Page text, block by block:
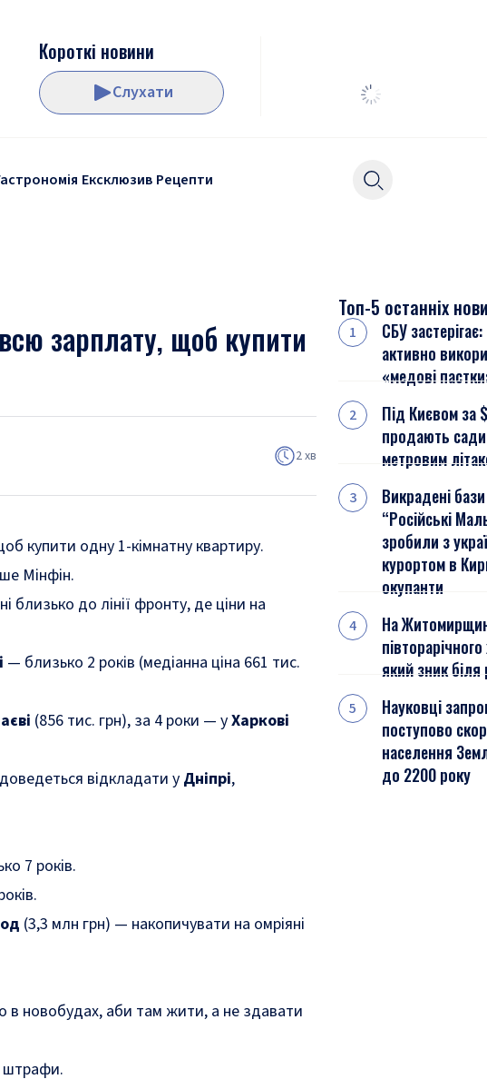
Короткі новини
Слухати
Ексклюзив Рецепти
зарплату, щоб купити
2 хв
купити одну 1-кімнатну квартиру.
Мінфін.
близько до лінії фронту, де ціни на
— близько 2 років (медіанна ціна 661 тис.
(856 тис. грн), за 4 роки — уХаркові
відкладати у Дніпрі,
7 років.
(3,3 млн грн) — накопичувати на омріяні
в новобудах, аби там жити, а не здавати
штрафи.
Топ-5 останніх
СБУ
активно
«медові
Під Києвом за
продають
метровим
Викрадені
“Російські
зробили з
курортом в
окупанти
На
який зник біля
Науковці
поступово
населення
до 2200 року